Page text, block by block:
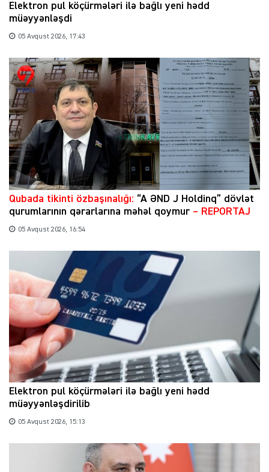
Elektron pul köçürmələri ilə bağlı yeni hədd
müəyyənləşdi
05 Avqust 2026, 17:43
Qubada tikinti özbaşınalığı: “A ƏND J Holdinq” dövlət
qurumlarının qərarlarına məhəl qoymur – REPORTAJ
05 Avqust 2026, 16:54
Elektron pul köçürmələri ilə bağlı yeni hədd
müəyyənləşdirilib
05 Avqust 2026, 15:13